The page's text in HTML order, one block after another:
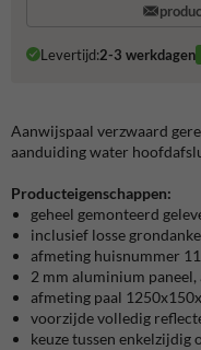
Levertijd:2-3 werkdagen
Aanwijspaal verzwaard
aanduiding water
Producteigenschappen:
geheel gemonteerd
inclusief losse
afmeting huisnummer
2 mm aluminium
afmeting paal
voorzijde volledig
keuze tussen enkelzijdig